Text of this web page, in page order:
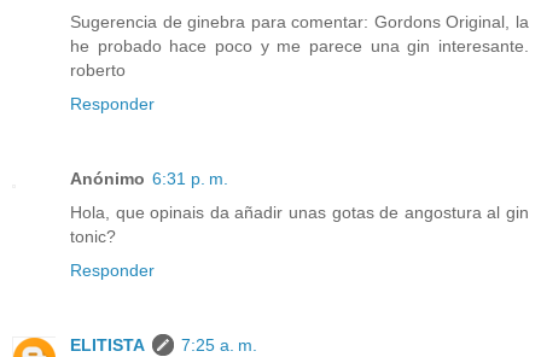
Sugerencia de ginebra para comentar: Gordons Original, la
he probado hace poco y me parece una gin interesante.
roberto
Responder
Anónimo 6:31 p. m.
Hola, que opinais da añadir unas gotas de angostura al gin
tonic?
Responder
ELITISTA
7:25 a. m.